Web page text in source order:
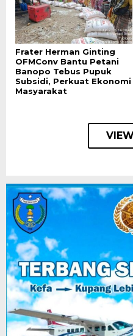
Frater Herman Ginting
OFMConv Bantu Petani
Banopo Tebus Pupuk
Subsidi, Perkuat Ekonomi
Masyarakat